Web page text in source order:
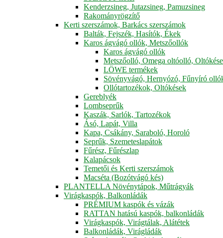
Kenderzsineg, Jutazsineg, Pamuzsineg
Rakományrögzítő
Kerti szerszámok, Barkács szerszámok
Balták, Fejszék, Hasítók, Ékek
Karos ágvágó ollók, Metszőollók
Karos ágvágó ollók
Metszőolló, Omega oltóolló,
LÖWE termékek
Sövényvágó, Hernyózó, Fűnyíró
Ollótartozékok, Oltókések
Gereblyék
Lombseprűk
Kaszák, Sarlók, Tartozékok
Ásó, Lapát, Villa
Kapa, Csákány, Saraboló, Horoló
Seprűk, Szemeteslapátok
Fűrész, Fűrészlap
Kalapácsok
Temetői és Kerti szerszámok
Macséta (Bozótvágó kés)
PLANTELLA Növénytápok, Műtrágyák
Virágkaspók, Balkonládák
PRÉMIUM kaspók és vázák
RATTAN hatású kaspók, balkonládák
Virágkaspók, Virágtálak, Alátétek
Balkonládák, Virágládák